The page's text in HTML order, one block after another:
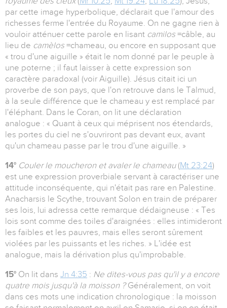
par cette image hyperbolique, déclarait que l'amour des
richesses ferme l'entrée du Royaume. On ne gagne rien à
vouloir atténuer cette parole en lisant camilos=câble, au
lieu de camèlos=chameau, ou encore en supposant que
« trou d'une aiguille » était le nom donné par le peuple à
une poterne ; il faut laisser à cette expression son
caractère paradoxal (voir Aiguille). Jésus citait ici un
proverbe de son pays, que l'on retrouve dans le Talmud,
à la seule différence que le chameau y est remplacé par
l'éléphant. Dans le Coran, on lit une déclaration
analogue : « Quant à ceux qui méprisent nos étendards,
les portes du ciel ne s'ouvriront pas devant eux, avant
qu'un chameau passe par le trou d'une aiguille. »
14° Couler le moucheron et avaler le chameau(Mt 23:24)
est une expression proverbiale servant à caractériser une
attitude inconséquente, qui n'était pas rare en Palestine.
Anacharsis le Scythe, trouvant Solon en train de préparer
ses lois, lui adressa cette remarque dédaigneuse : « Tes
lois sont comme des toiles d'araignées : elles intimideront
les faibles et les pauvres, mais elles seront sûrement
violées par les puissants et les riches. » L'idée est
analogue, mais la dérivation plus qu'improbable.
15° On lit dans Jn 4:35 : Ne dites-vous pas qu'il y a encore
quatre mois jusqu'à la moisson ?Généralement, on voit
dans ces mots une indication chronologique : la moisson